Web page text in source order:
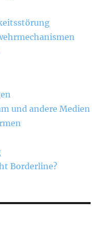
und andere Medien
Borderline?